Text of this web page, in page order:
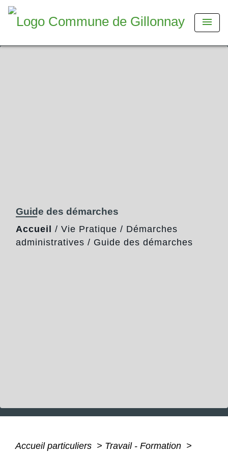
menu
Guide des démarches
Accueil / Vie Pratique / Démarches
administratives / Guide des démarches
Accueil particuliers > Travail - Formation >